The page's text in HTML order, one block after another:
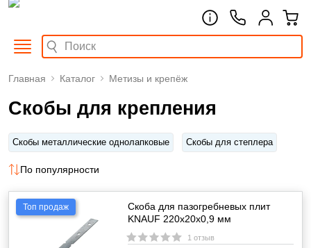
Главная Каталог Метизы и крепёж
Скобы для крепления
Скобы металлические однолапковые Скобы для степлера
По популярности
Топ продаж
Скоба для пазогребневых плит
KNAUF 220х20х0,9 мм
1 отзыв